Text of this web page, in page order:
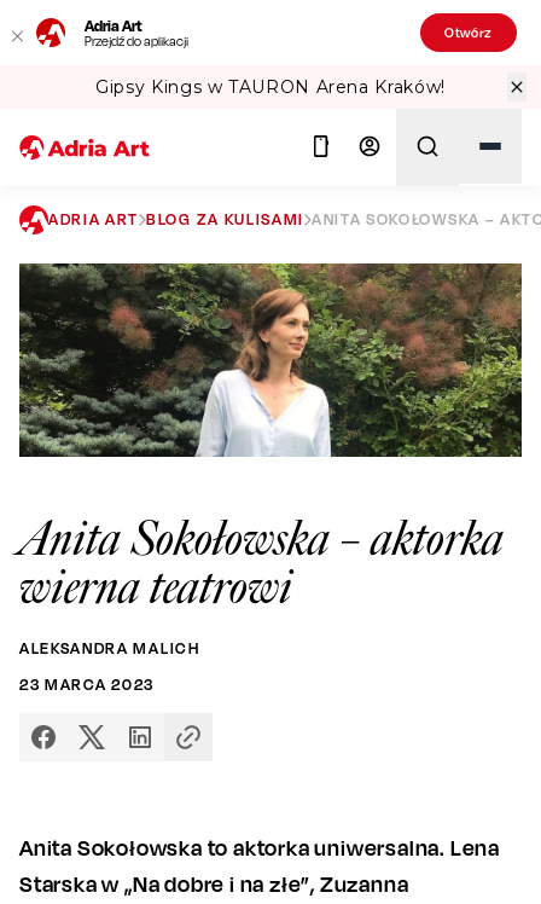
Adria Art
Przejdź do aplikacji Otwórz
Sprawdź Teatralne Lato w PKiN! 🏛️
Szukaj
ADRIA ART BLOG ZA KULISAMI ANITA SOKOŁOWSKA –
Anita Sokołowska – aktorka
wierna teatrowi
ALEKSANDRA MALICH
23 MARCA 2023
Anita Sokołowska to aktorka uniwersalna. Lena
Starska w „Na dobre i na złe”, Zuzanna